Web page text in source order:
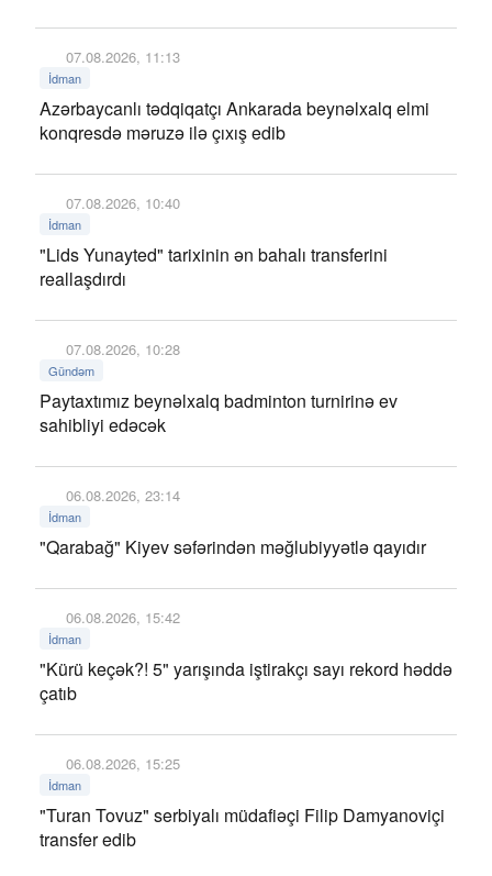
07.08.2026, 11:13
İdman
Azərbaycanlı tədqiqatçı Ankarada beynəlxalq elmi
konqresdə məruzə ilə çıxış edib
07.08.2026, 10:40
İdman
"Lids Yunayted" tarixinin ən bahalı transferini
reallaşdırdı
07.08.2026, 10:28
Gündəm
Paytaxtımız beynəlxalq badminton turnirinə ev
sahibliyi edəcək
06.08.2026, 23:14
İdman
"Qarabağ" Kiyev səfərindən məğlubiyyətlə qayıdır
06.08.2026, 15:42
İdman
"Kürü keçək?! 5" yarışında iştirakçı sayı rekord həddə
çatıb
06.08.2026, 15:25
İdman
"Turan Tovuz" serbiyalı müdafiəçi Filip Damyanoviçi
transfer edib